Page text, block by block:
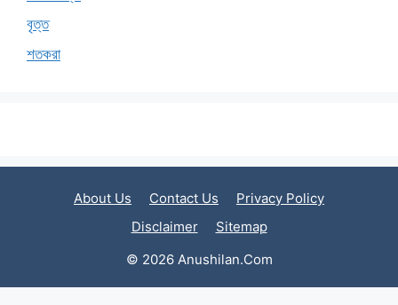
বৃত্ত
শতকরা
About Us Contact Us
Privacy Policy
Disclaimer
Sitemap
© 2026 Anushilan.Com